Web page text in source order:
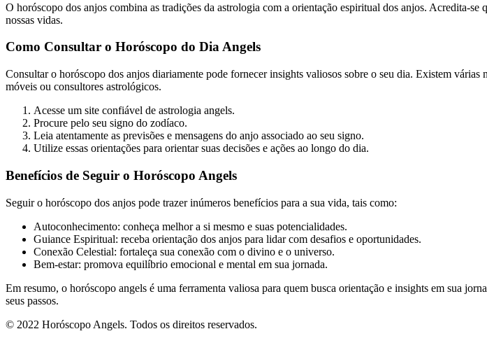
O horóscopo dos anjos combina as tradições da astrologia com a orientação espiritual dos anjos. Acredita-
nossas vidas.
Como Consultar o Horóscopo do Dia Angels
Consultar o horóscopo dos anjos diariamente pode fornecer insights valiosos sobre o seu dia. Existem
móveis ou consultores astrológicos.
Acesse um site confiável de astrologia angels.
Procure pelo seu signo do zodíaco.
Leia atentamente as previsões e mensagens do anjo associado ao seu signo.
Utilize essas orientações para orientar suas decisões e ações ao longo do dia.
Benefícios de Seguir o Horóscopo Angels
Seguir o horóscopo dos anjos pode trazer inúmeros benefícios para a sua vida, tais como:
Autoconhecimento: conheça melhor a si mesmo e suas potencialidades.
Guiance Espiritual: receba orientação dos anjos para lidar com desafios e oportunidades.
Conexão Celestial: fortaleça sua conexão com o divino e o universo.
Bem-estar: promova equilíbrio emocional e mental em sua jornada.
Em resumo, o horóscopo angels é uma ferramenta valiosa para quem busca orientação e insights em sua
seus passos.
© 2022 Horóscopo Angels. Todos os direitos reservados.